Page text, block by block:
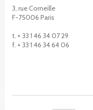
3, rue Corneille
F-75006 Paris
t. + 33 1 46 34 07 29
f. + 33 1 46 34 64 06